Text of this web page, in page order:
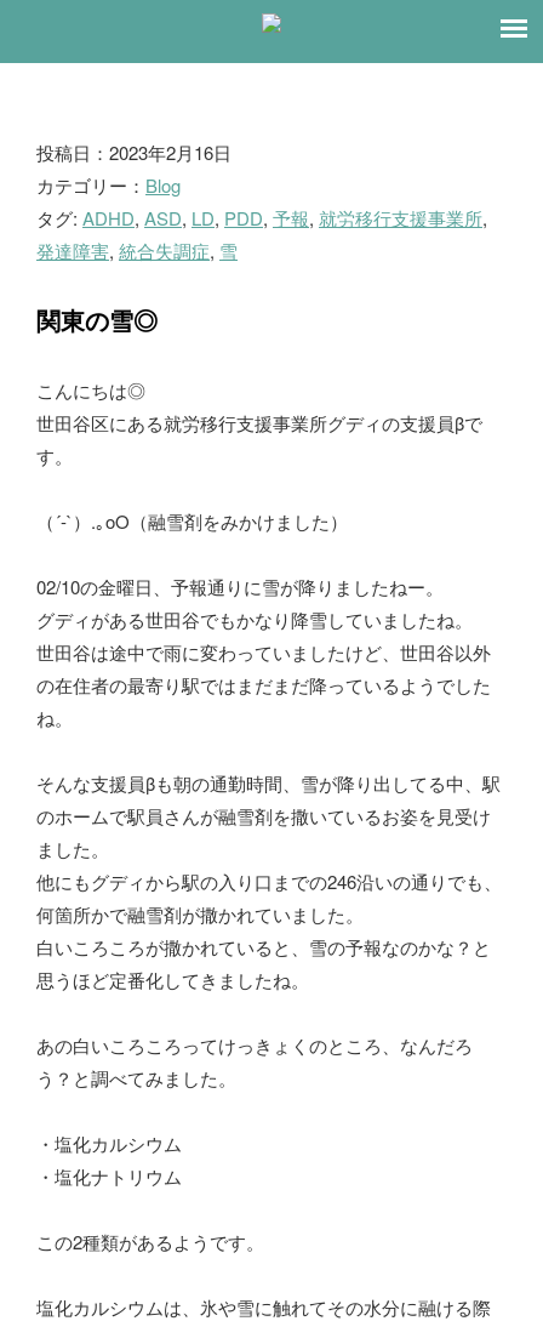
ブ
ロ
グ
投稿日：2023年2月16日
カテゴリー： Blog
タグ: ADHD, ASD, LD, PDD, 予報, 就労移行支援事業所,
発達障害, 統合失調症, 雪
関東の雪◎
こんにちは◎
世田谷区にある就労移行支援事業所グディの支援員βで
す。
（´-`）.｡oO（融雪剤をみかけました）
02/10の金曜日、予報通りに雪が降りましたねー。
グディがある世田谷でもかなり降雪していましたね。
世田谷は途中で雨に変わっていましたけど、世田谷以外
の在住者の最寄り駅ではまだまだ降っているようでした
ね。
そんな支援員βも朝の通勤時間、雪が降り出してる中、駅
のホームで駅員さんが融雪剤を撒いているお姿を見受け
ました。
他にもグディから駅の入り口までの246沿いの通りでも、
何箇所かで融雪剤が撒かれていました。
白いころころが撒かれていると、雪の予報なのかな？と
思うほど定番化してきましたね。
あの白いころころってけっきょくのところ、なんだろ
う？と調べてみました。
・塩化カルシウム
・塩化ナトリウム
この2種類があるようです。
塩化カルシウムは、氷や雪に触れてその水分に融ける際